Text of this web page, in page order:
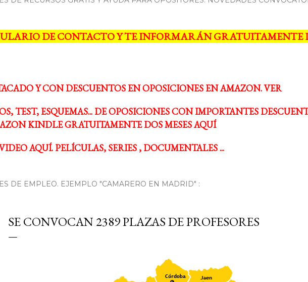
DE CONTACTO Y TE INFORMARÁN GRATUITAMENTE
Y CON DESCUENTOS EN OPOSICIONES EN AMAZON. VER
TEST, ESQUEMAS... DE OPOSICIONES CON IMPORTANTES
KINDLE GRATUITAMENTE DOS MESES AQUÍ
AQUÍ. PELÍCULAS, SERIES , DOCUMENTALES ...
DE EMPLEO. EJEMPLO "CAMARERO EN MADRID" :
SE CONVOCAN 2389 PLAZAS DE PROFESORES